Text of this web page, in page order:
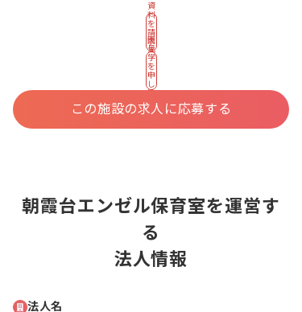
資
料
を
請
求
す
る
園
見
学
を
申
し
む
この施設の求人に応募する
朝霞台エンゼル保育室を運営す
る
法人情報
法人名